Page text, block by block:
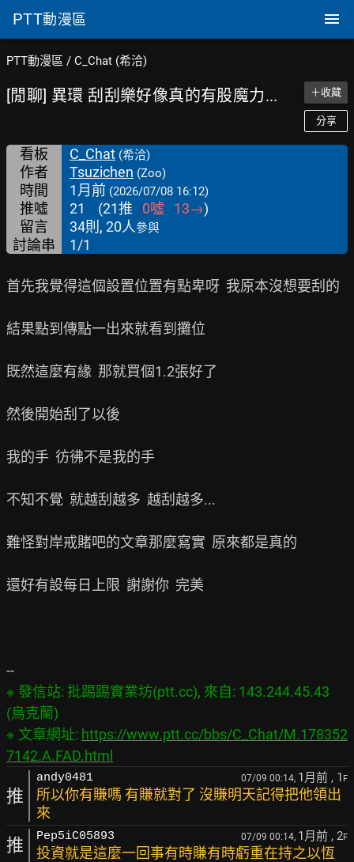
PTT動漫區
PTT動漫區 / C_Chat (希洽)
[閒聊] 異環 刮刮樂好像真的有股魔力... ＋收藏
分享
看板 C_Chat (希洽)
作者 Tsuzichen (Zoo)
時間 1月前 (2026/07/08 16:12)
推噓 21 (21推 0噓 13→)
留言
34則, 20人參與
討論串 1/1
首先我覺得這個設置位置有點卑呀  我原本沒想要刮的
結果點到傳點一出來就看到攤位
既然這麼有緣  那就買個1.2張好了
然後開始刮了以後
我的手  彷彿不是我的手
不知不覺  就越刮越多  越刮越多...
難怪對岸戒賭吧的文章那麼寫實  原來都是真的
還好有設每日上限  謝謝你  完美
※ 發信站: 批踢踢實業坊(ptt.cc), 來自: 143.244.45.43
(烏克蘭)
※ 文章網址: https://www.ptt.cc/bbs/C_Chat/M.178352
7142.A.FAD.html
推
andy0481 07/09 00:14, 1月前 , 1 F
所以你有賺嗎 有賺就對了 沒賺明天記得把他領出
來
推 Pep5iC05893 07/09 00:14, 1月前 , 2F
投資就是這麼一回事有時賺有時虧重在持之以恆